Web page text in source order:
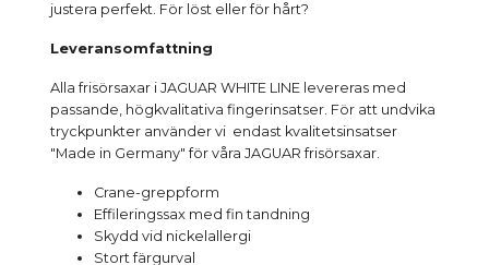
justera perfekt. För löst eller för hårt?
Leveransomfattning
Alla frisörsaxar i JAGUAR WHITE LINE levereras med
passande, högkvalitativa fingerinsatser. För att undvika
tryckpunkter använder vi endast kvalitetsinsatser
"Made in Germany" för våra JAGUAR frisörsaxar.
Crane-greppform
Effileringssax med fin tandning
Skydd vid nickelallergi
Stort färgurval